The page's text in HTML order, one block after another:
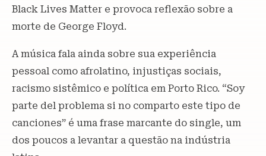
Black Lives Matter e provoca reflexão sobre a
morte de George Floyd.
A música fala ainda sobre sua experiência
pessoal como afrolatino, injustiças sociais,
racismo sistêmico e política em Porto Rico. “Soy
parte del problema si no comparto este tipo de
canciones” é uma frase marcante do single, um
dos poucos a levantar a questão na indústria